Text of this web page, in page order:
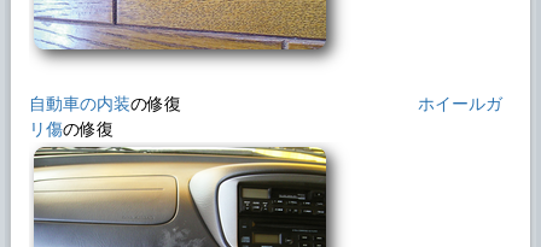
ブログに 「エリシオン ヘッドライトリペア
の事例」を追加しました。
ブログに 「2025年春の
キャンペーン開
始!!」を追加しました。
2024年11月12日
ブログに 「BMWヘッドライトリペアの事
例」を追加しました。
自動車の内装の修復 ホイールガ
リ傷の修復